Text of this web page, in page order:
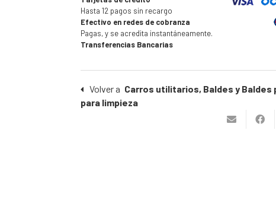
Hasta 12 pagos sin recargo
Efectivo en redes de cobranza
Pagas, y se acredita instantáneamente.
Transferencias Bancarias
Volver a Carros utilitarios, Baldes y Baldes
para limpieza